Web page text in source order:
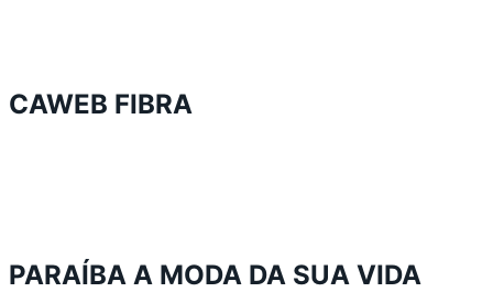
CAWEB FIBRA
PARAÍBA A MODA DA SUA VIDA